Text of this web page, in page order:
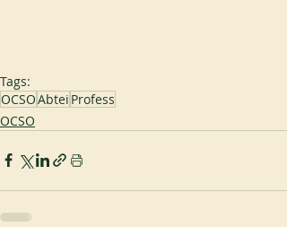
Tags:
OCSOAbtei Profess
OCSO